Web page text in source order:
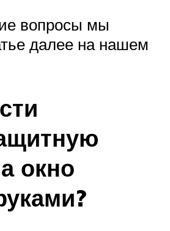
вопросы мы
далее на нашем
окно